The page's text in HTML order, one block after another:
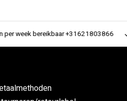
per week bereikbaar +31621803866